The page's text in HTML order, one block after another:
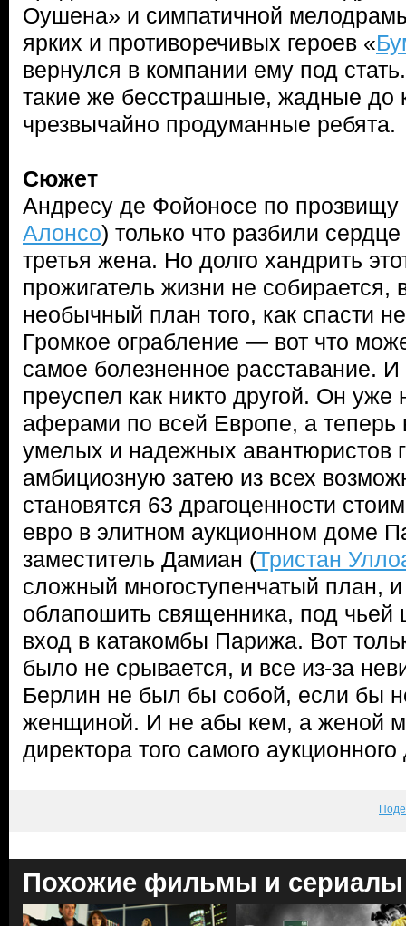
Оушена» и симпатичной
ярких и противоречивых героев «
вернулся в компании ему под
такие же бесстрашные, жадные до
чрезвычайно продуманные ребята.
Сюжет
Андресу де Фойоносе по прозвищу
Алонсо) только что разбили
третья жена. Но долго хандрить
прожигатель жизни не собирается,
необычный план того, как спасти
Громкое ограбление — вот что
самое болезненное расставание.
преуспел как никто другой. Он
аферами по всей Европе, а теперь
умелых и надежных авантюристов
амбициозную затею из всех
становятся 63 драгоценности
евро в элитном аукционном доме
заместитель Дамиан (Тристан
сложный многоступенчатый план, и
облапошить священника, под чьей
вход в катакомбы Парижа. Вот
было не срывается, и все из-за
Берлин не был бы собой, если бы
женщиной. И не абы кем, а женой
директора того самого
Похожие фильмы и сериалы